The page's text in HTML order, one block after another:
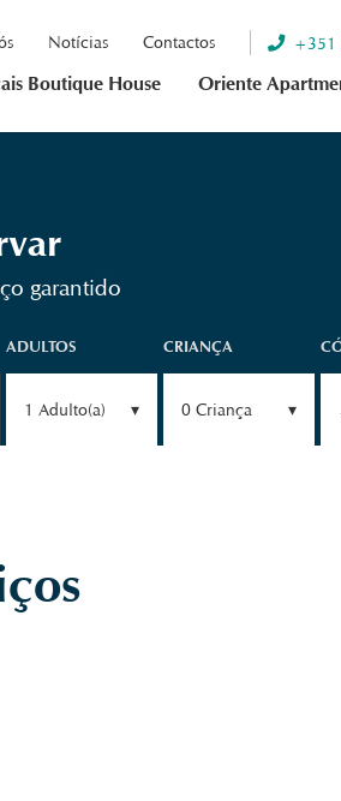
Notícias Contactos +351
Boutique House Oriente
garantido
ADULTOS
1 Adulto(a)
CRIANÇA
0Criança